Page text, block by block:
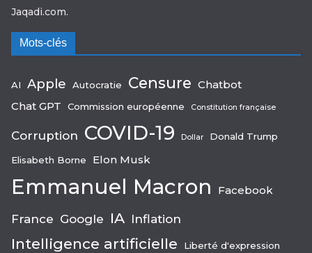
Jaqadi.com.
Mots-clés
AI Apple Autocratie Censure Chatbot
Chat GPT
Commission européenne Constitution française
Corruption COVID-19 Dollar Donald Trump
Elisabeth Borne Elon Musk
Emmanuel Macron Facebook
France Google IA Inflation
Intelligence artificielle Liberté d'expression